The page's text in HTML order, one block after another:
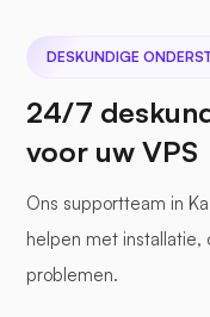
DESKUNDIGE
24/7
voor uw VPS
Ons supportteam in
helpen met installatie,
problemen.